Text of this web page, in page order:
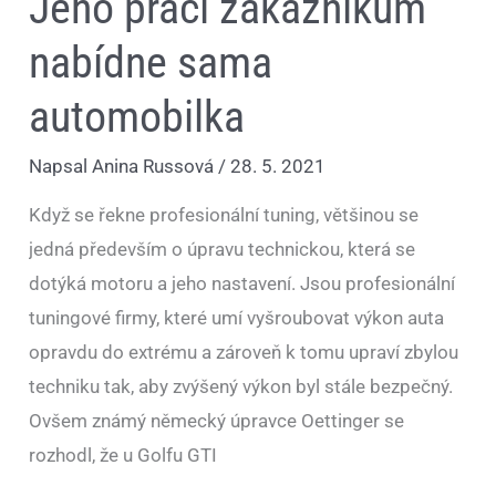
nabídne sama
automobilka
NapsalAnina Russová /28. 5. 2021
Když se řekne profesionální tuning, většinou se
jedná především o úpravu technickou, která se
dotýká motoru a jeho nastavení. Jsou profesionální
tuningové firmy, které umí vyšroubovat výkon auta
opravdu do extrému a zároveň k tomu upraví zbylou
techniku tak, aby zvýšený výkon byl stále bezpečný.
Ovšem známý německý úpravce Oettinger se
rozhodl, že u Golfu GTI